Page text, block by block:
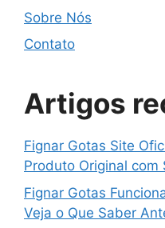
Sobre Nós
Contato
Artigos
Fignar Gotas Site
Produto Original com
Fignar Gotas
Veja o Que Saber